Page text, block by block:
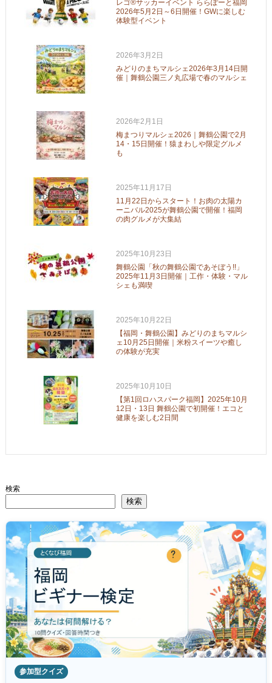
レゴ®サッカーイベント ららぽーと福岡
2026年5月2日～6日開催！GWに楽しむ
体験型イベント
2026年3月2日
みどりのまちマルシェ2026年3月14日開
催｜舞鶴公園三ノ丸広場で春のマルシェ
2026年2月1日
梅まつりマルシェ2026｜舞鶴公園で2月
14・15日開催！猿まわしや限定グルメ
も
2025年11月17日
11月22日からスタート！お肉の太陽カ
ーニバル2025が舞鶴公園で開催！福岡
の肉グルメが大集結
2025年10月23日
舞鶴公園「秋の舞鶴公園であそぼう!!」
2025年11月3日開催｜工作・体験・マル
シェも満喫
2025年10月22日
【福岡・舞鶴公園】みどりのまちマルシ
ェ10月25日開催｜米粉スイーツや癒し
の体験が充実
2025年10月10日
【第1回ロハスパーク福岡】2025年10月
12日・13日 舞鶴公園で初開催！エコと
健康を楽しむ2日間
検索
検索
参加型クイズ